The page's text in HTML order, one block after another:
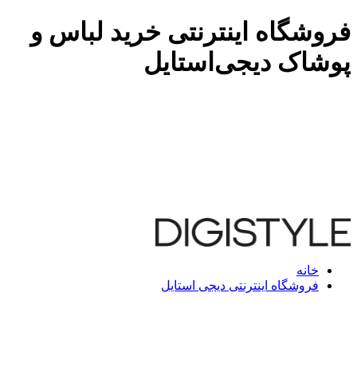
فروشگاه اینترنتی خرید لباس و
پوشاک دیجی‌استایل
خانه
فروشگاه اینترنتی دیجی استایل